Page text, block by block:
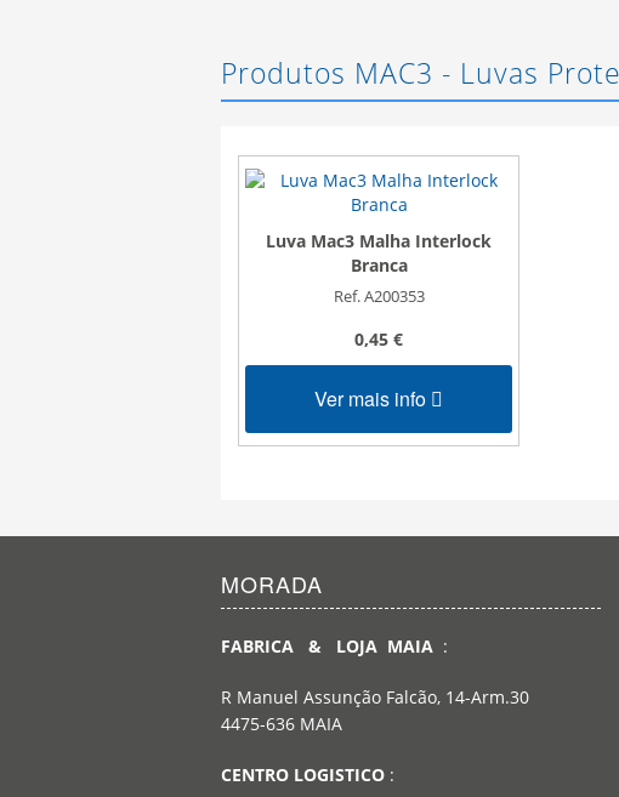
Produtos MAC3 - Luvas
Luva Mac3 Malha Interlock
Branca
Ref. A200353
0,45 €
Ver mais info
MORADA
FABRICA & LOJA MAIA :
R Manuel Assunção Falcão, 14-Arm.30
4475-636 MAIA
CENTRO LOGISTICO :